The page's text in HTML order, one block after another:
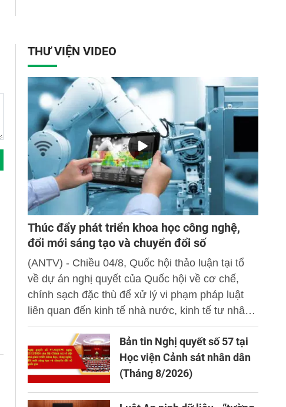
THƯ VIỆN VIDEO
Thúc đẩy phát triển khoa học công nghệ,
đổi mới sáng tạo và chuyển đổi số
(ANTV) - Chiều 04/8, Quốc hội thảo luận tại tổ
về dự án nghị quyết của Quốc hội về cơ chế,
chính sạch đặc thù để xử lý vi phạm pháp luật
liên quan đến kinh tế nhà nước, kinh tế tư nhân
và ứng dụng khoa học công nghệ, đổi mới sáng
tạo và chuyển đổi số.Bản tin Nghị quyết số 57 tại
Học viện Cảnh sát nhân dân
(Tháng 8/2026)